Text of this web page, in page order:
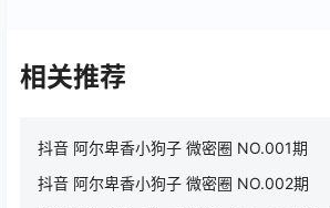
相关推荐
抖音 阿尔卑香小狗子 微密圈 NO.001期
抖音 阿尔卑香小狗子 微密圈 NO.002期